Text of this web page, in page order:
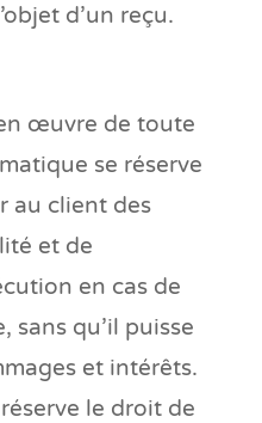
d’un reçu.
œuvre de toute
se réserve
au client des
et de
en cas de
sans qu’il puisse
et intérêts.
le droit de